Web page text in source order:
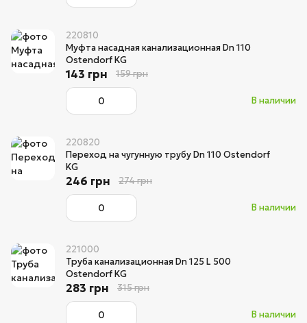
220810
Муфта насадная канализационная Dn 110
Ostendorf KG
В наличии
143 грн 159 грн
220820
Переход на чугунную трубу Dn 110 Ostendorf
KG
В наличии
246 грн 274 грн
221000
Труба канализационная Dn 125 L 500
Ostendorf KG
В наличии
283 грн 315 грн